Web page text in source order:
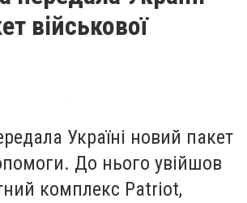
військової
Україні новий пакет
До нього увійшов
комплекс Patriot,